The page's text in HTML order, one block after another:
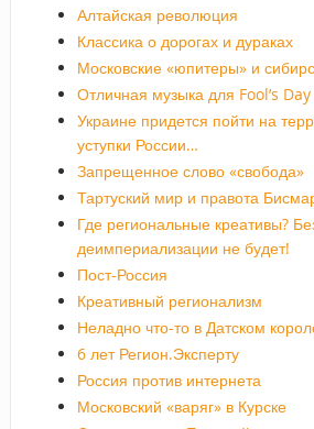
Алтайская революция
Классика о дорогах и дураках
Московские «юпитеры» и
Отличная музыка для Fool’s
Украине придется пойти на
уступки России…
Запрещенное слово «свобода»
Тартуский мир и правота
Где региональные креативы?
деимпериализации не будет!
Пост-Россия
Креативный регионализм
Неладно что-то в Датском
6 лет Регион.Эксперту
Россия против интернета
Московский «варяг» в Курске